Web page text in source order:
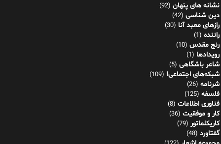
نشانه های پنهان (92)
دین شناسی (42)
رازهای معبد آنا (30)
راننده (1)
رنج مقدس (10)
رویدادها (1)
شاعر باشگاهی (5)
شبکه‌های اجتماعی! (109)
شرنامه (26)
فلسفه (125)
فناوری اطلاعات (8)
کار و موفقیت (36)
کاریکلماتور (79)
گفتاورد (48)